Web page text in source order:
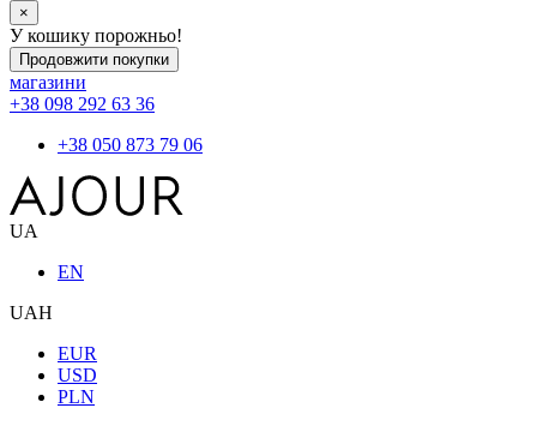
×
У кошику порожньо!
Продовжити покупки
магазини
+38 098 292 63 36
+38 050 873 79 06
UA
EN
UAH
EUR
USD
PLN